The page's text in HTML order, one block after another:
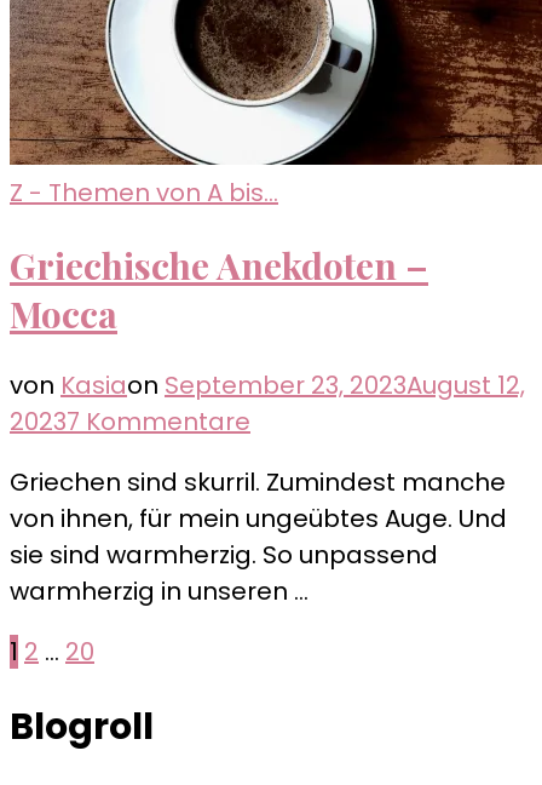
Z - Themen von A bis...
Griechische Anekdoten –
Mocca
von Kasiaon September 23, 2023August 12,
20237 Kommentare
Anekdoten
–
Mocca
Griechen sind skurril. Zumindest manche
von ihnen, für mein ungeübtes Auge. Und
sie sind warmherzig. So unpassend
warmherzig in unseren …
Seitennummerierung
der
Seite
1 Seite
2 … Seite
20
Blogroll